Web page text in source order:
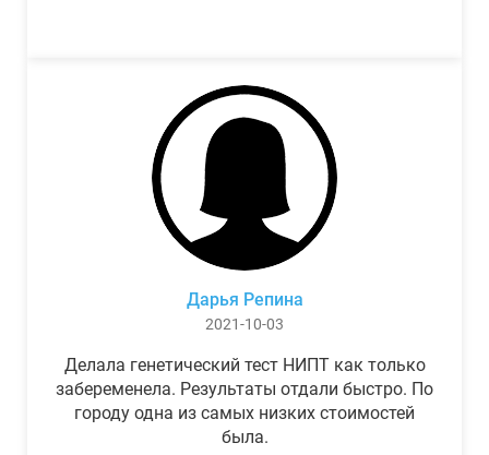
Дарья Репина
2021-10-03
Делала генетический тест НИПТ как только
забеременела. Результаты отдали быстро. По
городу одна из самых низких стоимостей
была.